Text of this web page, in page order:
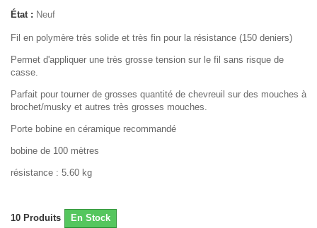
État : Neuf
Fil en polymère très solide et très fin pour la résistance (150 deniers)
Permet d'appliquer une très grosse tension sur le fil sans risque de
casse.
Parfait pour tourner de grosses quantité de chevreuil sur des mouches à
brochet/musky et autres très grosses mouches.
Porte bobine en céramique recommandé
bobine de 100 mètres
résistance : 5.60 kg
10 Produits En Stock